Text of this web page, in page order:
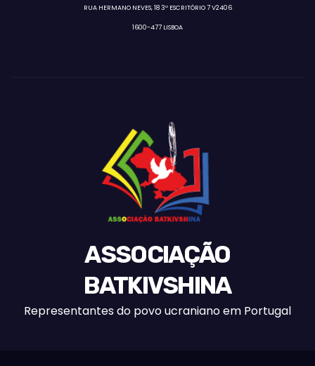
RUA HERMANO NEVES, 18 3º ESCRITÓRIO 7 V2406
1600-477 LISBOA
ASSOCIAÇÃO
BATKIVSHINA
Representantes do povo ucraniano em Portugal